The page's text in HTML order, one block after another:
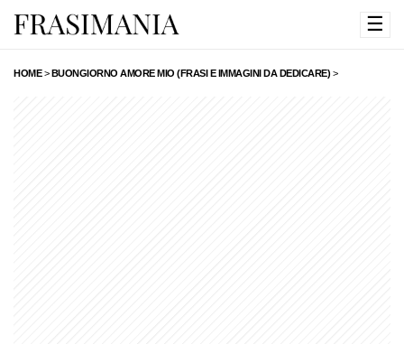
☰
HOME>BUONGIORNO AMORE MIO (FRASI E IMMAGINI DA DEDICARE) >